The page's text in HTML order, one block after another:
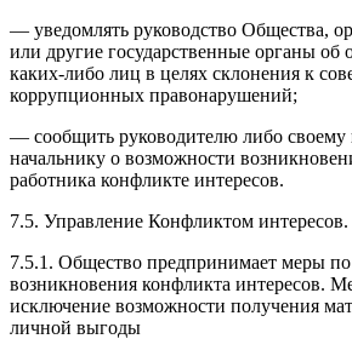
— уведомлять руководство Общества,
или другие государственные органы
каких-либо лиц в целях склонения к
коррупционных правонарушений;
— сообщить руководителю либо своему
начальнику о возможности
работника конфликте интересов.
7.5. Управление Конфликтом интересов.
7.5.1. Общество предпринимает меры
возникновения конфликта интересов.
исключение возможности получения
личной выгоды